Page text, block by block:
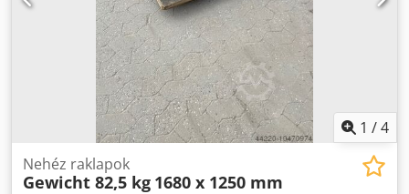
1 /4
Nehéz raklapok
Gewicht 82,5 kg 1680 x 1250 mm